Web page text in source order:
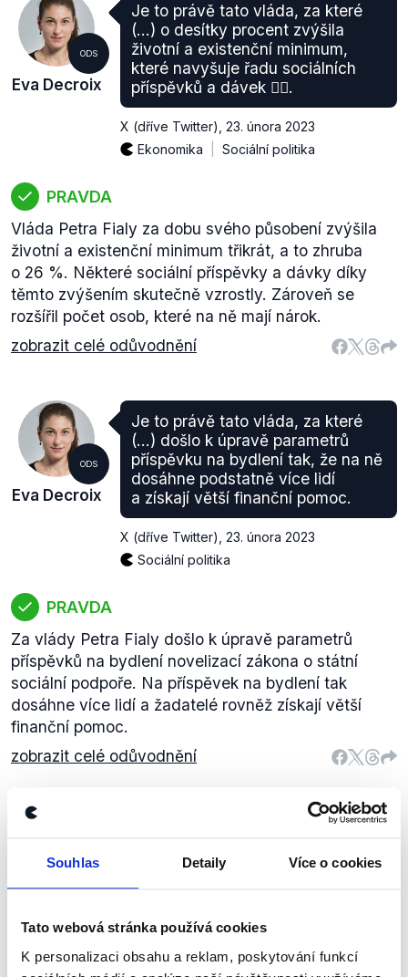
Souhlas Detaily Více o cookies
Tato webová stránka používá cookies
K personalizaci obsahu a reklam, poskytování funkcí
ODS
Eva Decroix
Je to právě tato vláda, za které
(...) o desítky procent zvýšila
životní a existenční minimum,
které navyšuje řadu sociálních
příspěvků a dávek 👍🏻.
X (dříve Twitter) 23. února 2023
Ekonomika
Sociální politika
PRAVDA
Vláda Petra Fialy za dobu svého působení zvýšila
životní a existenční minimum třikrát, a to zhruba
o 26 %. Některé sociální příspěvky a dávky díky
těmto zvýšením skutečně vzrostly. Zároveň se
rozšířil počet osob, které na ně mají nárok.
zobrazit celé odůvodnění
ODS
Eva Decroix
Je to právě tato vláda, za které
(...) došlo k úpravě parametrů
příspěvku na bydlení tak, že na ně
dosáhne podstatně více lidí
a získají větší finanční pomoc.
X (dříve Twitter) 23. února 2023
Sociální politika
PRAVDA
Za vlády Petra Fialy došlo k úpravě parametrů
příspěvků na bydlení novelizací zákona o státní
sociální podpoře. Na příspěvek na bydlení tak
dosáhne více lidí a žadatelé rovněž získají větší
finanční pomoc.
zobrazit celé odůvodnění
průměrný důchod přesáhne
20 000 Kč.
X (dříve Twitter),23. února 2023
Sociální politika